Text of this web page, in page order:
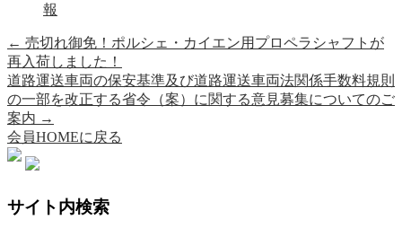
報
← 売切れ御免！ポルシェ・カイエン用プロペラシャフトが
再入荷しました！
道路運送車両の保安基準及び道路運送車両法関係手数料規則
の一部を改正する省令（案）に関する意見募集についてのご
案内 →
会員HOMEに戻る
サイト内検索